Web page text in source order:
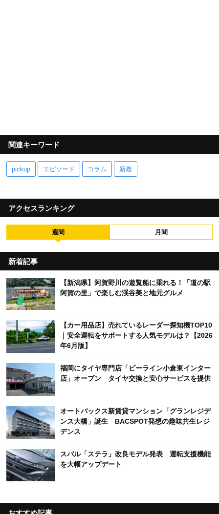
関連キーワード
pickup エピソード コラム 新着
アクセスランキング
週間 月間
新着記事
【新潟県】阿賀野川の遊覧船に乗れる！「道の駅
阿賀の里」で楽しむ渓谷美と地元グルメ
【カー用品店】売れているレーダー探知機TOP10
｜安全運転をサポートする人気モデルは？【2026
年6月版】
福岡にタイヤ専門店「ビーライン小倉東インター
店」オープン タイヤ交換と安心サービスを提供
オートバックス新賃貸マンション「グランレジデ
ンス大橋」誕生 BACSPOT発想の趣味共生レジ
デンス
スバル「ステラ」改良モデル発表 運転支援機能
を大幅アップデート